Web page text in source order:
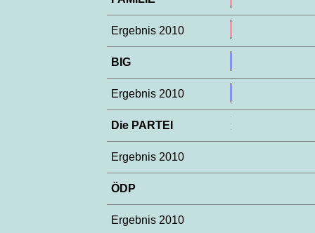
Ergebnis 2010
BIG
Ergebnis 2010
Die PARTEI
Ergebnis 2010
ÖDP
Ergebnis 2010